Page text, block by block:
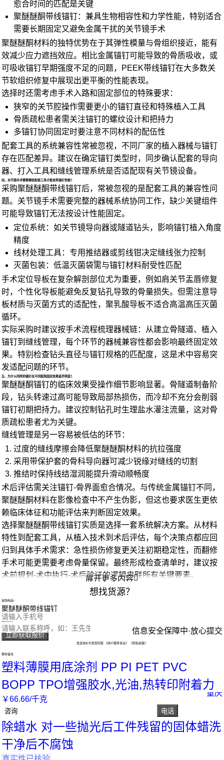
愈合时间的匹配是关键
聚醚醚酮带线锚钉：兼具生物相容性和力学性能，特别适合
需要长期固定又避免金属干扰的关节镜手术
聚醚醚酮材料的独特优势在于其弹性模量与骨组织接近，能有
效减少应力遮挡效应。相比金属锚钉可能导致的骨质吸收，或
可吸收锚钉早期强度不足的问题，
PEEK带线锚钉在大多数关
节软组织修复中展现出更平衡的性能表现。
选择时还需考虑手术入路和固定部位的特殊要求：
狭窄的关节腔操作需要更小的锚钉直径和特殊植入工具
骨质疏松患者需关注锚钉的螺纹设计和把持力
多锚钉协同固定时要注意不同材料的配伍性
配套工具的系统兼容性常被忽视，不同厂家的植入器械与锚钉
存在匹配差异。建议在确定锚钉类型时，同步确认配套的导向
器、打入工具和缝线管理系统是否适配现有关节镜设备。
四、关节镜手术需要哪些配套工具才能发挥锚钉性能？
采购聚醚醚酮带线锚钉后，常被忽视的是配套工具的兼容性问
题。关节镜手术需要完整的器械系统协同工作，缺少关键组件
可能导致锚钉无法按设计性能固定。
定位系统：如关节镜导向器或隧道钻头，影响锚钉植入角度
精度
线材处理工具：专用推结器或剪线钳决定缝线张力控制
灭菌包装： 低温灭菌袋需与锚钉材料耐受性匹配
手术定位导板在复杂解剖部位尤为重要，例如肩关节盂唇修复
时，个性化导板能避免反复钻孔导致的骨量损失。但需注意导
板材质与灭菌方式的适配性，聚乳酸导板不适合高温高压灭菌
循环。
实际采购时建议按手术流程梳理器械链：从建立骨隧道、植入
锚钉到缝线管理，每个环节的器械兼容性都会影响最终固定效
果。特别检查钻头直径与锚钉规格的匹配度，这是术中容易突
发适配问题的环节。
五、为什么同样的锚钉在不同医院固定效果差异明显？
聚醚醚酮锚钉的临床效果受操作细节影响显著。骨隧道制备阶
段，钻头转速过高可能导致局部热损伤，而冷却不充分会削弱
锚钉初期把持力。建议控制钻孔时生理盐水灌注流量，这对骨
质疏松患者尤为关键。
缝线管理是另一容易被低估的环节：
过度的缝线摩擦会降低聚醚醚酮材料的抗拉强度
采用带保护套的骨科导向器可减少锐缘对缝线的切割
推结时保持线结湿润能提升滑动顺畅度
术后评估需关注锚钉-骨界面愈合情况。与传统金属锚钉不同，
聚醚醚酮材料在影像检查中不产生伪影，但这也要求医生更依
赖临床体征和功能评估来判断固定效果。
选择聚醚醚酮带线锚钉实质是选择一套系统解决方案。从材料
特性到配套工具，从植入技术到术后评估，每个决策点都应回
归到具体手术需求：急性损伤修复更关注初期稳定性，而翻修
手术可能更需要考虑骨量保留。最终形成检查清单时，建议按
术前规划-术中执行-术后验证的逻辑串联所有关键要素。
展开更多内容
想找货源？
采购商品
您的电话
您的称呼
立即获取报价 信息安全保障中·放心提交
发送询价代表您同意 《用户服务协议》 《隐私政策》
猜你喜欢
塑料薄膜用底涂剂 PP PI PET PVC
BOPP TPO增强胶水,光油,热转印附着力
￥66.66/千克
重庆
咨询 电话
除蜡水 对一些抛光后工件残留的固体蜡洗
干净后不腐蚀